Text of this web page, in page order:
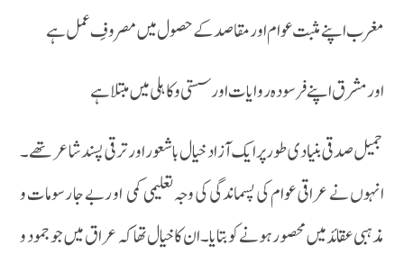
مغرب اپنے مثبت عوام او رمقاصد کے حصول میں مصروفِ عمل ہے
او رمشرق اپنے فرسودہ روایات او ر سستی و کاہلی میں مبتلا ہے
جمیل صدقی بنیادی طور پر ایک آزاد خیال با شعور اور ترقی پسند شاعر تھے۔
انہوں نے عراقی عوام کی پسماندگی کی وجہ تعلیمی کمی او ربے جا رسومات و
مذہبی عقائد میں محصور ہونے کو بتایا ۔ ان کا خیال تھا کہ عراق میں جو جمود و